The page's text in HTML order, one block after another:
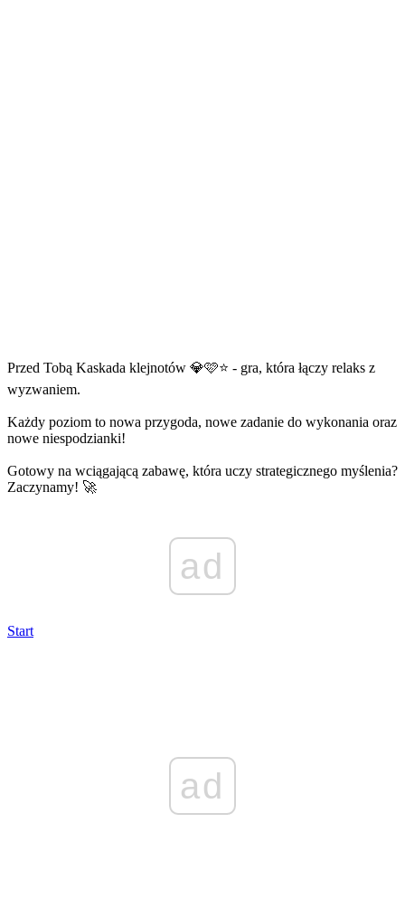
Przed Tobą Kaskada klejnotów 💎🩷⭐ - gra, która łączy relaks z
wyzwaniem.
Każdy poziom to nowa przygoda, nowe zadanie do wykonania oraz
nowe niespodzianki!
Gotowy na wciągającą zabawę, która uczy strategicznego myślenia?
Zaczynamy! 🚀
ad
Start
ad